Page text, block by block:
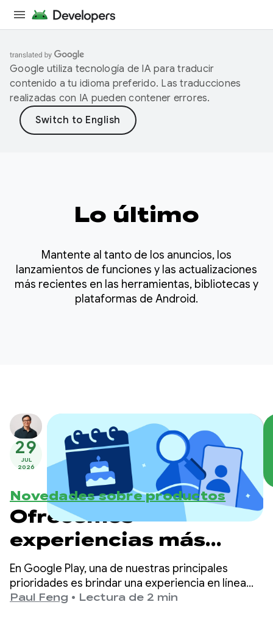
Google utiliza tecnología de IA para traducir
contenido a tu idioma preferido. Las traducciones
realizadas con IA pueden contener errores.
Lo último
Mantente al tanto de los anuncios, los
lanzamientos de funciones y las actualizaciones
más recientes en las herramientas, bibliotecas y
plataformas de Android.
29
JUL
2026
Novedades sobre productos
Ofrecemos
experiencias más
seguras y adecuadas
para la edad en
Google Play
En Google Play, una de nuestras principales
prioridades es brindar una experiencia en línea
segura y proteger a los usuarios de cualquier
Paul Feng • Lectura de 2 min